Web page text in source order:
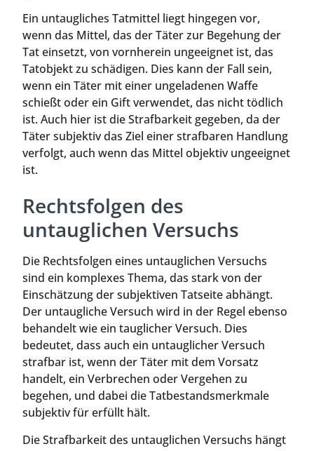
Ein untaugliches Tatmittel liegt hingegen vor,
wenn das Mittel, das der Täter zur Begehung der
Tat einsetzt, von vornherein ungeeignet ist, das
Tatobjekt zu schädigen. Dies kann der Fall sein,
wenn ein Täter mit einer ungeladenen Waffe
schießt oder ein Gift verwendet, das nicht tödlich
ist. Auch hier ist die Strafbarkeit gegeben, da der
Täter subjektiv das Ziel einer strafbaren Handlung
verfolgt, auch wenn das Mittel objektiv ungeeignet
ist.
Rechtsfolgen des
untauglichen Versuchs
Die Rechtsfolgen eines untauglichen Versuchs
sind ein komplexes Thema, das stark von der
Einschätzung der subjektiven Tatseite abhängt.
Der untaugliche Versuch wird in der Regel ebenso
behandelt wie ein tauglicher Versuch. Dies
bedeutet, dass auch ein untauglicher Versuch
strafbar ist, wenn der Täter mit dem Vorsatz
handelt, ein Verbrechen oder Vergehen zu
begehen, und dabei die Tatbestandsmerkmale
subjektiv für erfüllt hält.
Die Strafbarkeit des untauglichen Versuchs hängt